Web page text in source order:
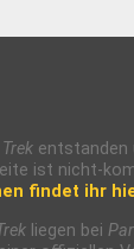
entstanden
ist nicht-
findet ihr
liegen bei